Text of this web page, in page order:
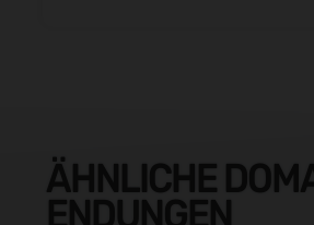
ÄHNLICHE
ENDUNGEN